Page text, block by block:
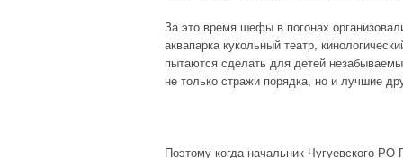
За это время шефы в погонах
аквапарка кукольный театр,
пытаются сделать для детей
не только стражи порядка, но и лучшие
Поэтому когда начальник Чугуевского